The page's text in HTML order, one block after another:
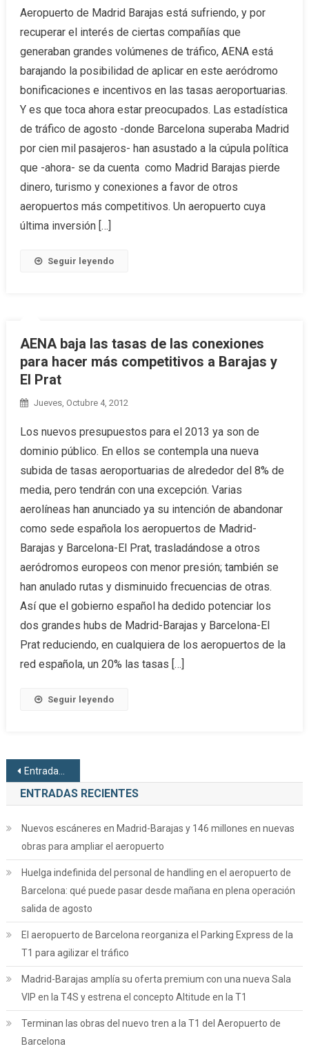
Aeropuerto de Madrid Barajas está sufriendo, y por
recuperar el interés de ciertas compañías que
generaban grandes volúmenes de tráfico, AENA está
barajando la posibilidad de aplicar en este aeródromo
bonificaciones e incentivos en las tasas aeroportuarias.
Y es que toca ahora estar preocupados. Las estadística
de tráfico de agosto -donde Barcelona superaba Madrid
por cien mil pasajeros- han asustado a la cúpula política
que -ahora- se da cuenta como Madrid Barajas pierde
dinero, turismo y conexiones a favor de otros
aeropuertos más competitivos. Un aeropuerto cuya
última inversión […]
Seguir leyendo
AENA baja las tasas de las conexiones
para hacer más competitivos a Barajas y
El Prat
Jueves, Octubre 4, 2012
Los nuevos presupuestos para el 2013 ya son de
dominio público. En ellos se contempla una nueva
subida de tasas aeroportuarias de alrededor del 8% de
media, pero tendrán con una excepción. Varias
aerolíneas han anunciado ya su intención de abandonar
como sede española los aeropuertos de Madrid-
Barajas y Barcelona-El Prat, trasladándose a otros
aeródromos europeos con menor presión; también se
han anulado rutas y disminuido frecuencias de otras.
Así que el gobierno español ha dedido potenciar los
dos grandes hubs de Madrid-Barajas y Barcelona-El
Prat reduciendo, en cualquiera de los aeropuertos de la
red española, un 20% las tasas […]
Seguir leyendo
Navegación de entradas
Entradas anteriores
ENTRADAS RECIENTES
Nuevos escáneres en Madrid-Barajas y 146 millones en nuevas
obras para ampliar el aeropuerto
Huelga indefinida del personal de handling en el aeropuerto de
Barcelona: qué puede pasar desde mañana en plena operación
salida de agosto
El aeropuerto de Barcelona reorganiza el Parking Express de la
T1 para agilizar el tráfico
Madrid-Barajas amplía su oferta premium con una nueva Sala
VIP en la T4S y estrena el concepto Altitude en la T1
Terminan las obras del nuevo tren a la T1 del Aeropuerto de
Barcelona